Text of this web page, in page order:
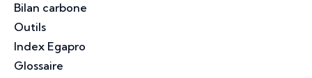
Bilan carbone
Outils
Index Egapro
Glossaire